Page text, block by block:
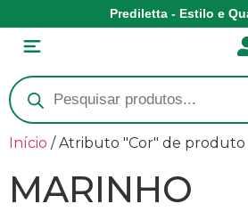
Prediletta - Estilo e
Início / Atributo "Cor" de produto
MARINHO